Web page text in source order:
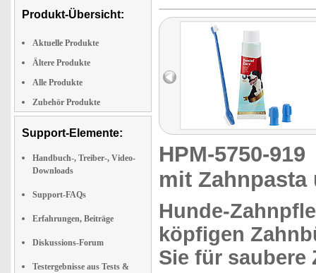
Produkt-Übersicht:
Aktuelle Produkte
Ältere Produkte
Alle Produkte
Zubehör Produkte
Support-Elemente:
Handbuch-, Treiber-, Video-
Downloads
Support-FAQs
Erfahrungen, Beiträge
Diskussions-Forum
Testergebnisse aus Tests &
HPM-5750-
mit Zahnpasta
Hunde-
köpfigen
Sie für saubere